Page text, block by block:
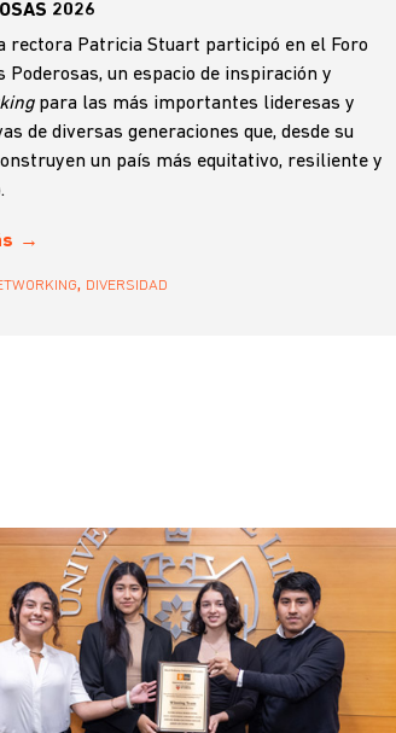
2026
rectora Patricia Stuart participó en el Foro
Poderosas, un espacio de inspiración y
para las más importantes lideresas y
de diversas generaciones que, desde su
un país más equitativo, resiliente y
, DIVERSIDAD